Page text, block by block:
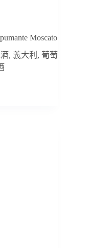
Moscato
, 義大利 ,葡萄